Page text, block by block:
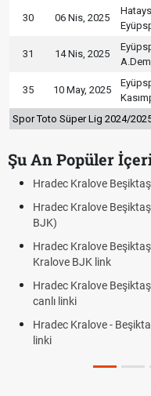
30 06 Nis, 2025
31 14 Nis, 2025
35 10 May, 2025
Spor Toto Süper Lig 2024/
Şu An Popüler
Hradec Kralove Beşiktaş
Hradec Kralove
BJK)
Hradec Kralove
Kralove BJK link
Hradec Kralove
canlı linki
Hradec Kralove -
linki